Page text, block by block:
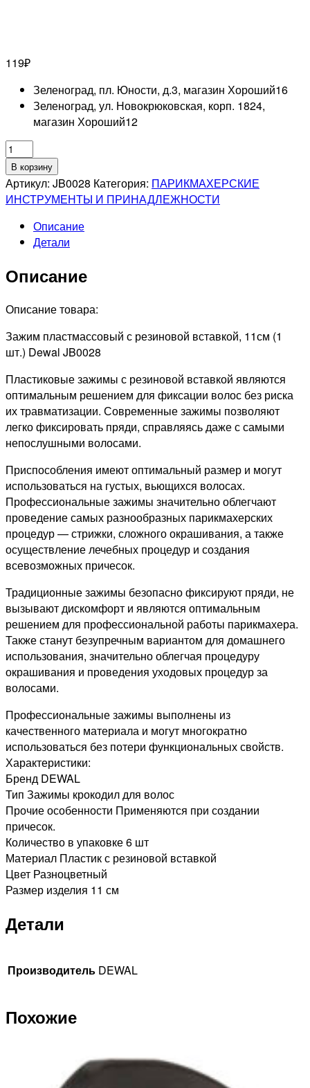
119₽
Зеленоград, пл. Юности, д.3, магазин Хороший16
Зеленоград, ул. Новокрюковская, корп. 1824,
магазин Хороший12
Количество
товара
DEWAL
PRO
Зажим
для
с
вставкой,
1шт
В корзину
Артикул: JB0028 Категория: ПАРИКМАХЕРСКИЕ
ИНСТРУМЕНТЫ И ПРИНАДЛЕЖНОСТИ
Описание
Детали
Описание
Описание товара:
Зажим пластмассовый с резиновой вставкой, 11см (1
шт.) Dewal JB0028
Пластиковые зажимы с резиновой вставкой являются
оптимальным решением для фиксации волос без риска
их травматизации. Современные зажимы позволяют
легко фиксировать пряди, справляясь даже с самыми
непослушными волосами.
Приспособления имеют оптимальный размер и могут
использоваться на густых, вьющихся волосах.
Профессиональные зажимы значительно облегчают
проведение самых разнообразных парикмахерских
процедур — стрижки, сложного окрашивания, а также
осуществление лечебных процедур и создания
всевозможных причесок.
Традиционные зажимы безопасно фиксируют пряди, не
вызывают дискомфорт и являются оптимальным
решением для профессиональной работы парикмахера.
Также станут безупречным вариантом для домашнего
использования, значительно облегчая процедуру
окрашивания и проведения уходовых процедур за
волосами.
Профессиональные зажимы выполнены из
качественного материала и могут многократно
использоваться без потери функциональных свойств.
Характеристики:
Бренд DEWAL
Тип Зажимы крокодил для волос
Прочие особенности Применяются при создании
причесок.
Количество в упаковке 6 шт
Материал Пластик с резиновой вставкой
Цвет Разноцветный
Размер изделия 11 см
Детали
Производитель DEWAL
Похожие